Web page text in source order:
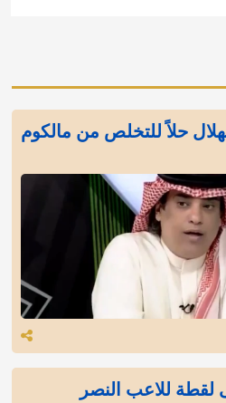
حلاً للتخلص من مالكوم
للاعب النصر